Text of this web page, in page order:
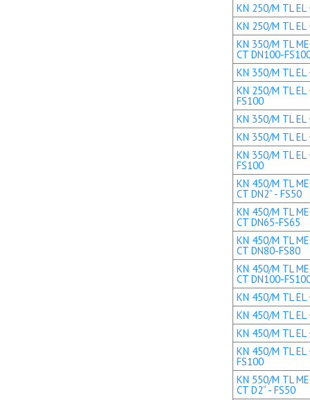
KN 250/M TL EL
KN 250/M TL EL
KN 350/M TL
CT DN100-
KN 350/M TL EL
KN 250/M TL EL
FS100
KN 350/M TL EL
KN 350/M TL EL
KN 350/M TL EL
FS100
KN 450/M TL
CT DN2” - FS50
KN 450/M TL
CT DN65-FS65
KN 450/M TL
CT DN80-FS80
KN 450/M TL
CT DN100-
KN 450/M TL EL
KN 450/M TL EL
KN 450/M TL EL
KN 450/M TL EL
FS100
KN 550/M TL
CT D2” - FS50